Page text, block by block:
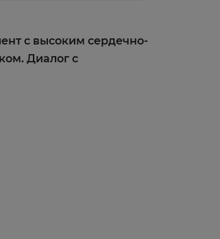
с высоким сердечно-
Диалог с